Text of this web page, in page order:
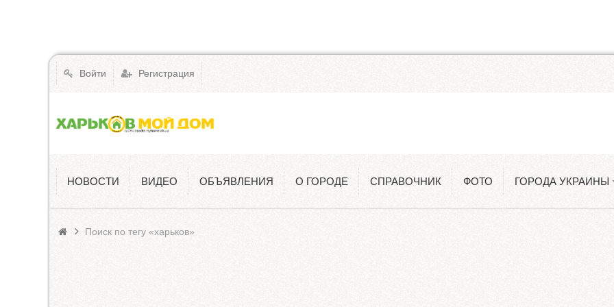
Войти Регистрация
НОВОСТИ ВИДЕО ОБЪЯВЛЕНИЯ О ГОРОДЕ СПРАВОЧНИК ФОТО ГОРОДА УКРАИНЫ
Киев
Поиск по тегу «харьков»